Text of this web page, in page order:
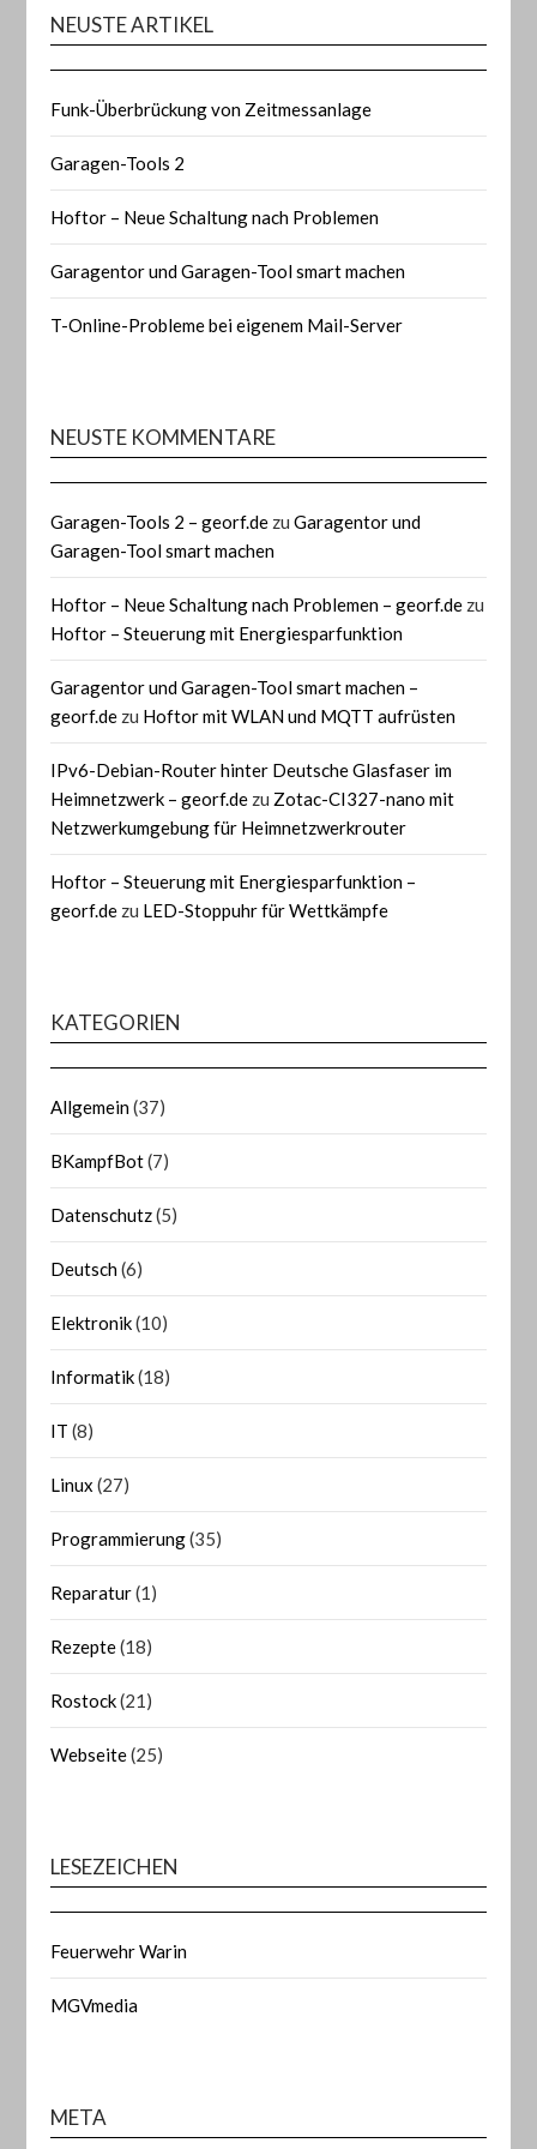
NEUSTE ARTIKEL
Funk-Überbrückung von Zeitmessanlage
Garagen-Tools 2
Hoftor – Neue Schaltung nach Problemen
Garagentor und Garagen-Tool smart machen
T-Online-Probleme bei eigenem Mail-Server
NEUSTE KOMMENTARE
Garagen-Tools 2 – georf.de zuGaragentor und
Garagen-Tool smart machen
Hoftor – Neue Schaltung nach Problemen – georf.de zu
Hoftor – Steuerung mit Energiesparfunktion
Garagentor und Garagen-Tool smart machen –
georf.de zu Hoftor mit WLAN und MQTT aufrüsten
IPv6-Debian-Router hinter Deutsche Glasfaser im
Heimnetzwerk – georf.de zu Zotac-CI327-nano mit
Netzwerkumgebung für Heimnetzwerkrouter
Hoftor – Steuerung mit Energiesparfunktion –
georf.de zu LED-Stoppuhr für Wettkämpfe
KATEGORIEN
Allgemein(37)
BKampfBot(7)
Datenschutz(5)
Deutsch(6)
Elektronik(10)
Informatik(18)
IT (8)
Linux (27)
Programmierung(35)
Reparatur(1)
Rezepte(18)
Rostock(21)
Webseite(25)
LESEZEICHEN
Feuerwehr Warin
MGVmedia
META